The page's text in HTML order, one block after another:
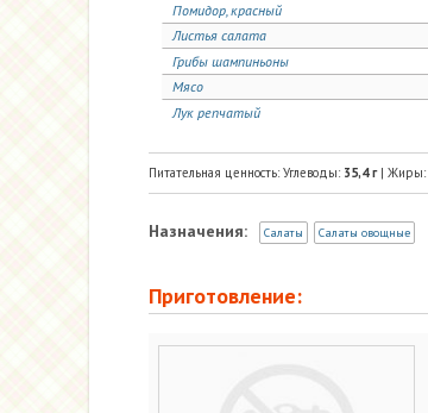
Помидор, красный
Листья салата
Грибы шампиньоны
Мясо
Лук репчатый
Питательная ценность: Углеводы: 35,4г| Жиры:
Назначения: Салаты Салаты овощные
Приготовление: